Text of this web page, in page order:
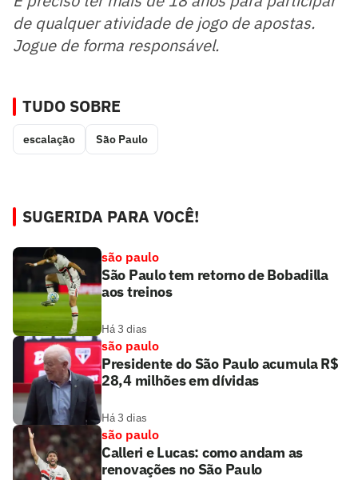
de qualquer atividade de jogo de apostas.
Jogue de forma responsável.
TUDO SOBRE
escalação São Paulo
SUGERIDA PARA VOCÊ!
são paulo
São Paulo tem retorno de Bobadilla
aos treinos
Há 3 dias
são paulo
Presidente do São Paulo acumula R$
28,4 milhões em dívidas
Há 3 dias
são paulo
Calleri e Lucas: como andam as
renovações no São Paulo